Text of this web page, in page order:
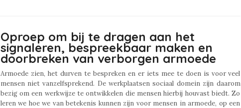
Oproep om bij te dragen aan het
signaleren, bespreekbaar maken en
doorbreken van verborgen armoede
Armoede zien, het durven te bespreken en er iets mee te doen is voor veel
mensen niet vanzelfsprekend. De werkplaatsen sociaal domein zijn daarom
bezig om een werkwijze te ontwikkelen die mensen hierbij houvast biedt. Zo
leren we hoe we van betekenis kunnen zijn voor mensen in armoede, op een